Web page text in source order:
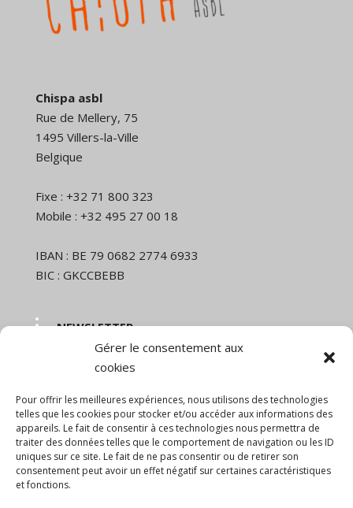
Gérer le consentement aux
cookies
Pour offrir les meilleures expériences, nous utilisons des technologies
telles que les cookies pour stocker et/ou accéder aux informations des
appareils. Le fait de consentir à ces technologies nous permettra de
traiter des données telles que le comportement de navigation ou les ID
uniques sur ce site. Le fait de ne pas consentir ou de retirer son
consentement peut avoir un effet négatif sur certaines caractéristiques
et fonctions.
Chispa asbl
Rue de Mellery, 75
1495 Villers-la-Ville
Belgique
Fixe : +32 71 800 323
Mobile : +32 495 27 00 18
IBAN : BE 79 0682 2774 6933
BIC : GKCCBEBB
NEWSLETTER
Nom et prénom
Email
En continuant, vous acceptez la politique de
confidentialité